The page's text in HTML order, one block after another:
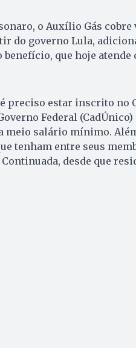
o Auxílio Gás
do governo Lula,
que hoje atende
preciso estar inscrito no
Federal
meio salário mínimo.
tenham entre seus
desde que